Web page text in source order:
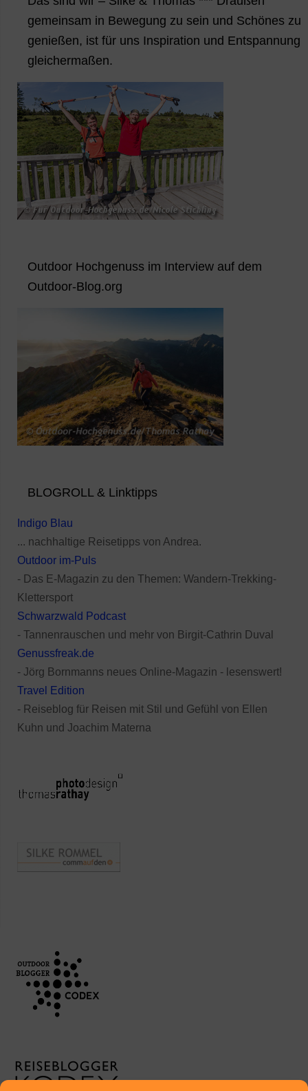
gemeinsam in Bewegung zu sein und Schönes zu
genießen, ist für uns Inspiration und Entspannung
gleichermaßen.
Outdoor Hochgenuss im Interview auf dem
Outdoor-Blog.org
BLOGROLL & Linktipps
Indigo Blau
... nachhaltige Reisetipps von Andrea.
Outdoor im-Puls
- Das E-Magazin zu den Themen: Wandern-Trekking-
Klettersport
Schwarzwald Podcast
- Tannenrauschen und mehr von Birgit-Cathrin Duval
Genussfreak.de
- Jörg Bornmanns neues Online-Magazin - lesenswert!
Travel Edition
- Reiseblog für Reisen mit Stil und Gefühl von Ellen
Kuhn und Joachim Materna